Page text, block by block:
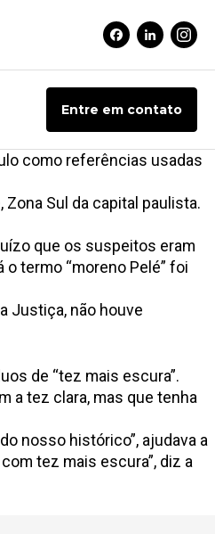
Facebook
Linkedin
Entre em contato
como referências usadas
Sul da capital paulista.
que os suspeitos eram
termo “moreno Pelé” foi
Justiça, não houve
de “tez mais escura”.
a tez clara, mas que tenha
nosso histórico”, ajudava a
tez mais escura”, diz a